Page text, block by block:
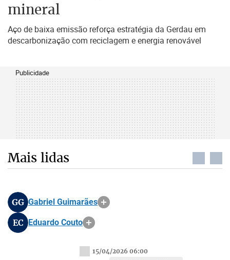
mineral
Aço de baixa emissão reforça estratégia da Gerdau em
descarbonização com reciclagem e energia renovável
Publicidade
Mais lidas
GG Gabriel Guimarães
EC Eduardo Couto
15/04/2026 06:00